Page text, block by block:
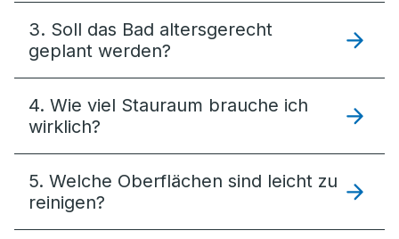
3. Soll das Bad altersgerecht
geplant werden?
4. Wie viel Stauraum brauche ich
wirklich?
5. Welche Oberflächen sind leicht zu
reinigen?